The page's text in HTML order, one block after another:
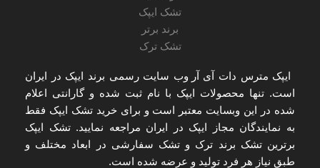
ایپک مترس دات آی آر وب سایت رسمی برند ایپک در ایران
است. تنها محصولات ایپک با نام ثبت شده و گارانتی اعلام
شده در این وبسایت معتبر است و برایخرید تشک ایپک فقط
به نمایندگان مجاز ایپک در ایران مراجعه نمایید. تشک ایپک
برترین تشک برند ترک و تشک سفارشی در ابعاد مختلف و
طبق نیاز هر فرد تولید و عرضه شده است.